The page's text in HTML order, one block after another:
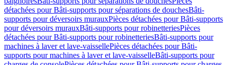
détachées pour Bâti-supports pour séparations de douchesBâti-
supports pour déversoirs murauxPièces détachées pour Bâti-supports
pour déversoirs murauxBâti-supports pour robinetteriesPièces
détachées pour Bâti-supports pour robinetteriesBâti-supports pour
machines à laver et lave-vaissellePièces détachées pour Bâti-
supports pour machines à laver et lave-vaisselleBâti-supports pour